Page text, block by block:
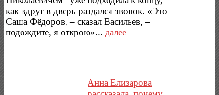
как вдруг в дверь раздался звонок. «Это
Саша Фёдоров, – сказал Васильев, –
подождите, я открою»...далее
Анна Елизарова